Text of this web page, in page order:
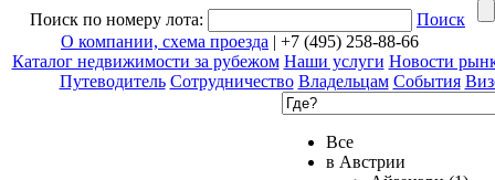
Поиск по номеру лота:
Поиск
О компании, схема проезда | +7 (495) 258-88-66
Каталог недвижимости за рубежом Наши услуги Новости
Путеводитель Сотрудничество Владельцам События
Все
в Австрии